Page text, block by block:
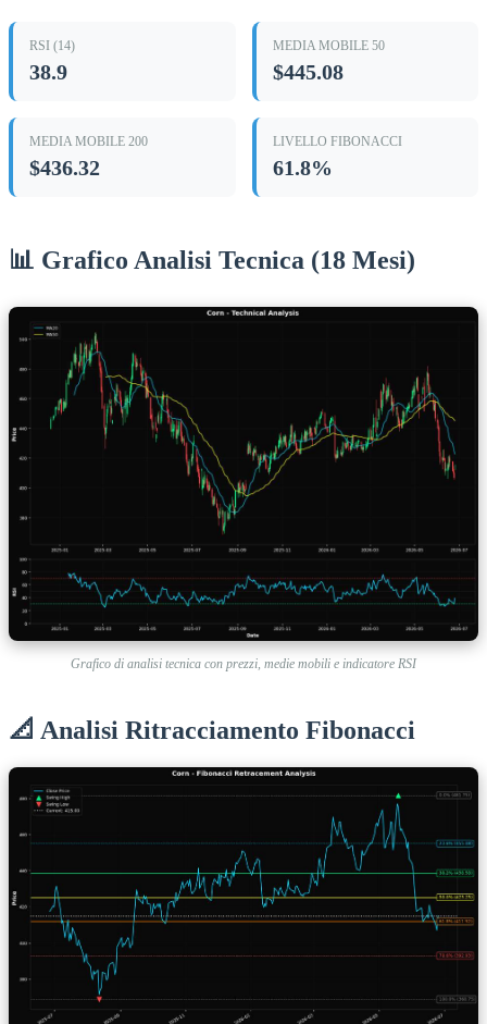
RSI (14)
38.9
MEDIA MOBILE 50
$445.08
MEDIA MOBILE 200
$436.32
LIVELLO FIBONACCI
61.8%
📊 Grafico Analisi Tecnica (18 Mesi)
Grafico di analisi tecnica con prezzi, medie mobili e indicatore RSI
📐 Analisi Ritracciamento Fibonacci